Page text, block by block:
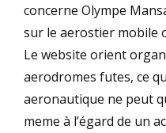
concerne Olympe
sur le aerostier mobile
Le website orient
aerodromes futes, ce
aeronautique ne peut
meme à l’égard de un